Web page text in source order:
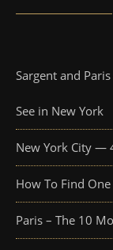
Sargent and
See in New York
New York City —
How To Find
Paris – The 10